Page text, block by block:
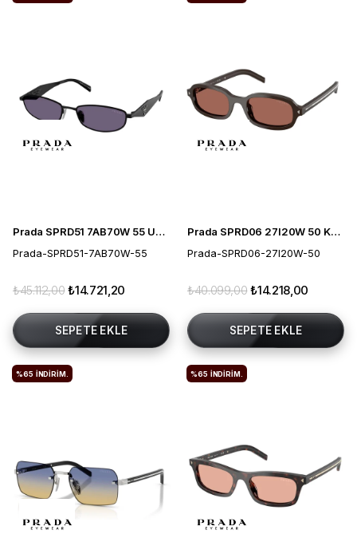
Prada SPRD51 7AB70W 55 Unisex Güneş Gözlüğü
Prada-SPRD51-7AB70W-55
₺14.721,20
₺45.112,00
SEPETE EKLE
Prada SPRD06 27I20W 50 Kadın Güneş Gözlüğü
Prada-SPRD06-27I20W-50
₺14.218,00
₺40.099,00
SEPETE EKLE
%65 İNDIRIM. %65 İNDIRIM.